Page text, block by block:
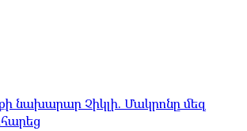
նախարար Չիկլի. Մակրոնը մեզ